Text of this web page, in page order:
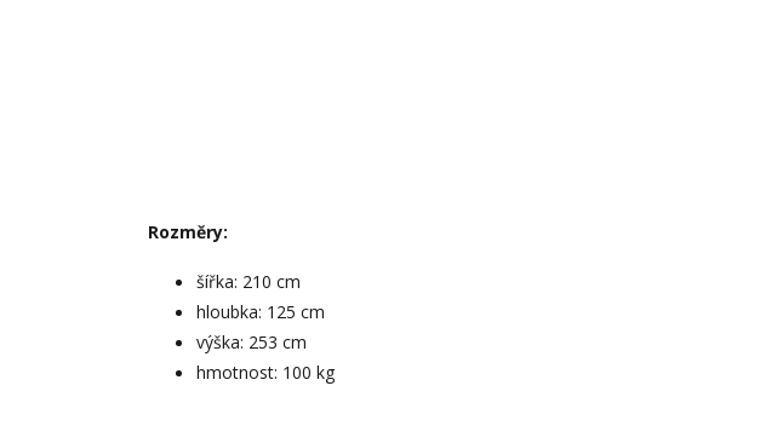
Rozměry:
šířka: 210 cm
hloubka: 125 cm
výška: 253 cm
hmotnost: 100 kg